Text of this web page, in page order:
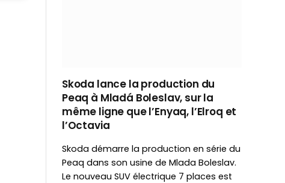
Skoda lance la production du
Peaq à Mladá Boleslav, sur la
même ligne que l’Enyaq, l’Elroq et
l’Octavia
Skoda démarre la production en série du
Peaq dans son usine de Mlada Boleslav.
Le nouveau SUV électrique 7 places est